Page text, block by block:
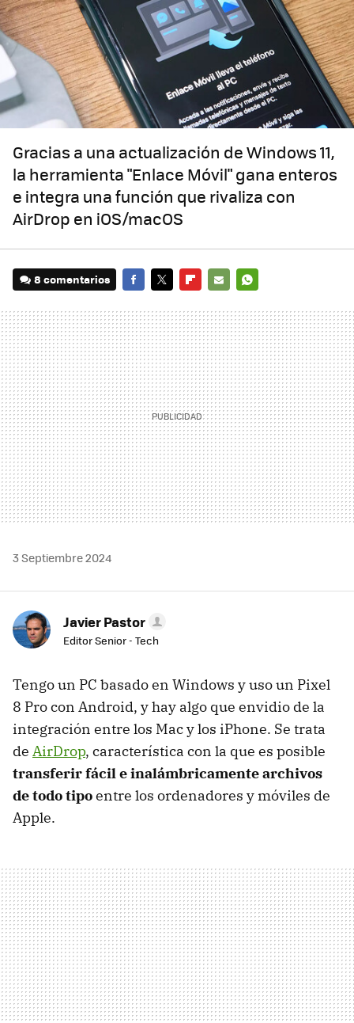
Gracias a una actualización de Windows 11,
la herramienta "Enlace Móvil" gana enteros
e integra una función que rivaliza con
AirDrop en iOS/macOS
8 comentarios
MAIL
3 Septiembre 2024
Javier Pastor
Editor Senior - Tech
Tengo un PC basado en Windows y uso un Pixel
8 Pro con Android, y hay algo que envidio de la
integración entre los Mac y los iPhone. Se trata
de AirDrop, característica con la que es posible
transferir fácil e inalámbricamente archivos
de todo tipoentre los ordenadores y móviles de
Apple.